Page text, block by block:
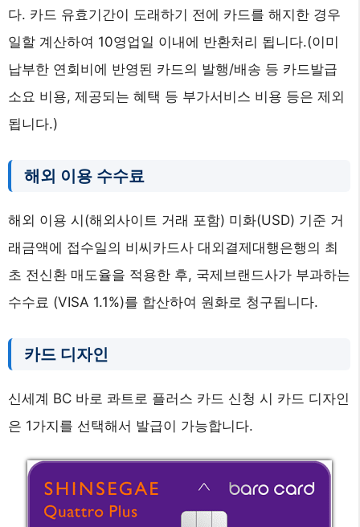
다. 카드 유효기간이 도래하기 전에 카드를 해지한 경우
일할 계산하여 10영업일 이내에 반환처리 됩니다.(이미
납부한 연회비에 반영된 카드의 발행/배송 등 카드발급
소요 비용, 제공되는 혜택 등 부가서비스 비용 등은 제외
됩니다.)
해외 이용 수수료
해외 이용 시(해외사이트 거래 포함) 미화(USD) 기준 거
래금액에 접수일의 비씨카드사 대외결제대행은행의 최
초 전신환 매도율을 적용한 후, 국제브랜드사가 부과하는
수수료 (VISA 1.1%)를 합산하여 원화로 청구됩니다.
카드 디자인
신세계 BC 바로 콰트로 플러스 카드 신청 시 카드 디자인
은 1가지를 선택해서 발급이 가능합니다.